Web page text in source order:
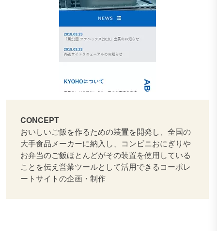
CONCEPT
おいしいご飯を作るための装置を開発し、全国の
大手食品メーカーに納入し、コンビニおにぎりや
お弁当のご飯ほとんどがその装置を使用している
ことを伝え営業ツールとして活用できるコーポレ
ートサイトの企画・制作